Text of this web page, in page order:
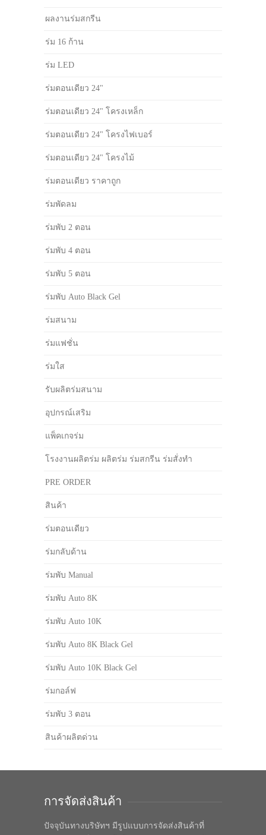
ผลงานร่มสกรีน
ร่ม 16 ก้าน
ร่ม LED
ร่มตอนเดียว 24"
ร่มตอนเดียว 24" โครงเหล็ก
ร่มตอนเดียว 24" โครงไฟเบอร์
ร่มตอนเดียว 24" โครงไม้
ร่มตอนเดียว ราคาถูก
ร่มพัดลม
ร่มพับ 2 ตอน
ร่มพับ 4 ตอน
ร่มพับ 5 ตอน
ร่มพับ Auto Black Gel
ร่มสนาม
ร่มแฟชั่น
ร่มใส
รับผลิตร่มสนาม
อุปกรณ์เสริม
แพ็คเกจร่ม
โรงงานผลิตร่ม ผลิตร่ม ร่มสกรีน ร่มสั่งทำ
PRE ORDER
สินค้า
ร่มตอนเดียว
ร่มกลับด้าน
ร่มพับ Manual
ร่มพับ Auto 8K
ร่มพับ Auto 10K
ร่มพับ Auto 8K Black Gel
ร่มพับ Auto 10K Black Gel
ร่มกอล์ฟ
ร่มพับ 3 ตอน
สินค้าผลิตด่วน
การจัดส่งสินค้า
ปัจจุบันทางบริษัทฯ มีรูปแบบการจัดส่งสินค้าที่